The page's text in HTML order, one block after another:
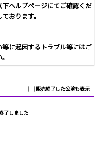
ヘルプページにてご確認くだ
おります。
に起因するトラブル等にはご
販売終了した公演も表示
了しました